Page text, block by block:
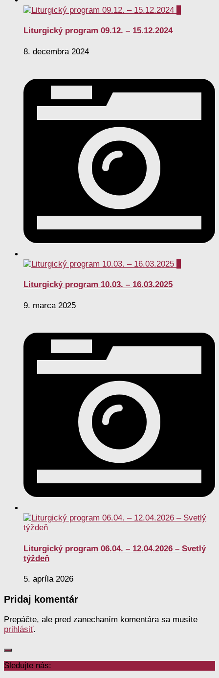
Liturgický program 09.12. – 15.12.2024
8. decembra 2024
Liturgický program 10.03. – 16.03.2025
9. marca 2025
Liturgický program 06.04. – 12.04.2026 – Svetlý
týždeň
5. apríla 2026
Pridaj komentár
Prepáčte, ale pred zanechaním komentára sa musíte
prihlásiť.
Sledujte nás: